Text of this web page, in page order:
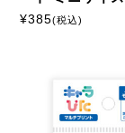
¥385(税込)